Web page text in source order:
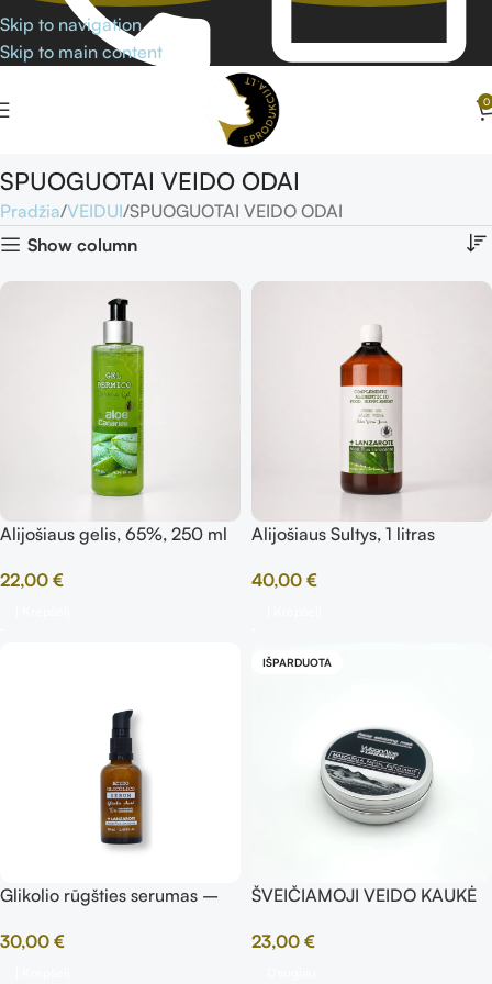
Skip to navigation
Skip to main content
0
SPUOGUOTAI VEIDO ODAI
Pradžia VEIDUI SPUOGUOTAI VEIDO ODAI
Show column
Alijošiaus gelis, 65%, 250 ml
22,00 €
Alijošiaus Sultys, 1 litras
40,00 €
Glikolio rūgšties serumas –
30,00 €
IŠPARDUOTA
ŠVEIČIAMOJI VEIDO KAUKĖ
VULKANINIAIS PELENAIS
23,00 €